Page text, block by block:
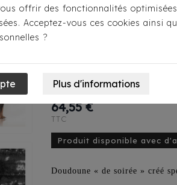
Manteaux Doudoune Milk & Pepper
Doudoune
Noir
64,55 €
TTC
Produit disponible avec
Doudoune « de soirée » créé
offrir des fonctionnalités
Acceptez-vous ces cookies ainsi
?